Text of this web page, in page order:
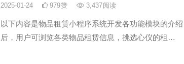
2025-01-24 979赞 3,437阅读
以下内容是物品租赁小程序系统开发各功能模块的介
后，用户可浏览各类物品租赁信息，挑选心仪的租…